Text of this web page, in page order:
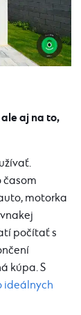
aj na to,
časom
motorka
počítať s
kúpa. S
ideálnych